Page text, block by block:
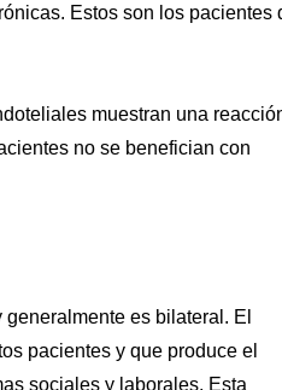
Estos son los pacientes
muestran una
no se benefician con
es bilateral. El
pacientes y que produce el
sociales y laborales. Esta